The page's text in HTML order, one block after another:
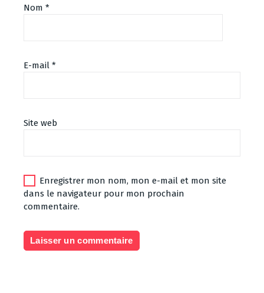
Nom *
E-mail *
Site web
Enregistrer mon nom, mon e-mail et mon site
dans le navigateur pour mon prochain
commentaire.